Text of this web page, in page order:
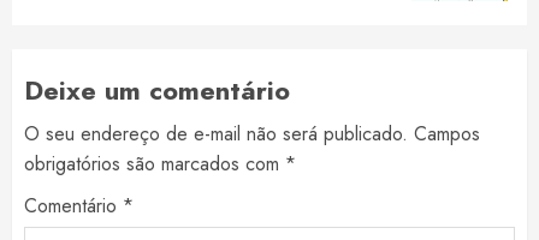
Deixe um comentário
O seu endereço de e-mail não será publicado. Campos
obrigatórios são marcados com *
Comentário *